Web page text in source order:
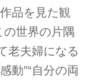
品を見た観
の世界の片隅
老夫婦になる
動”“自分の両